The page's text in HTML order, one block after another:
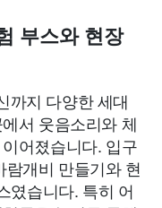
부스와 현장
까지 다양한 세대
서 웃음소리와 체
어졌습니다. 입구
개비 만들기와 현
였습니다. 특히 어